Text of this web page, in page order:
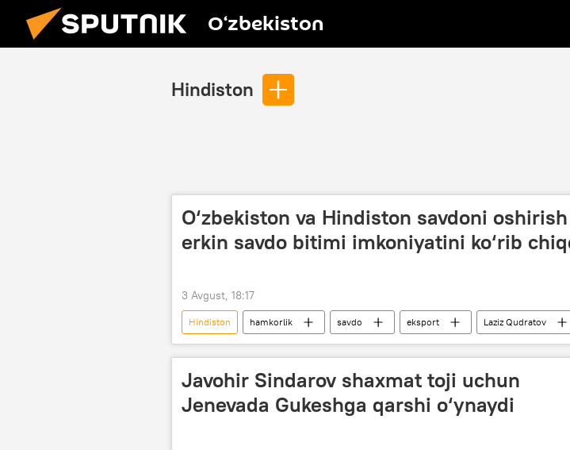
O‘zbekiston
Hindiston
O‘zbekiston va Hindiston savdoni
erkin savdo bitimi imkoniyatini ko‘rib
3 Avgust, 18:17
Hindiston hamkorlik savdo eksport Laziz Qudratov
Investitsiyalar, sanoat va savdo vazirligi
Javohir Sindarov shaxmat toji uchun
Jenevada Gukeshga qarshi o‘ynaydi